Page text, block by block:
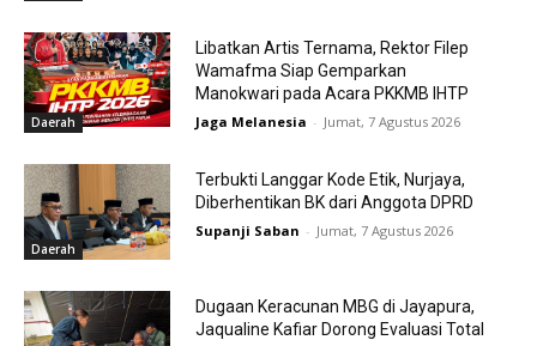
Daerah
Libatkan Artis Ternama, Rektor Filep
Wamafma Siap Gemparkan
Manokwari pada Acara PKKMB IHTP
Jaga Melanesia - Jumat, 7 Agustus 2026
Daerah
Terbukti Langgar Kode Etik, Nurjaya,
Diberhentikan BK dari Anggota DPRD
Supanji Saban - Jumat, 7 Agustus 2026
Dugaan Keracunan MBG di Jayapura,
Jaqualine Kafiar Dorong Evaluasi Total